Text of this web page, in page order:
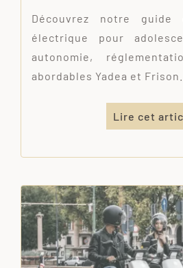
Découvrez notre guide
électrique pour
autonomie,
abordables Yadea et Frison.
Lire cet